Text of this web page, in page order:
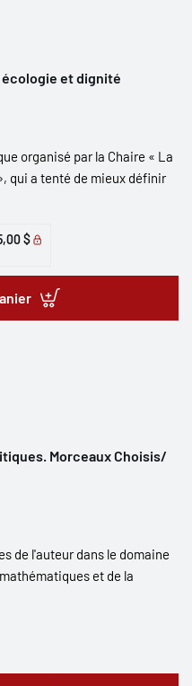
et dignité
organisé par la Chaire « La
qui a tenté de mieux définir
$
Morceaux Choisis/
de l'auteur dans le domaine
et de la